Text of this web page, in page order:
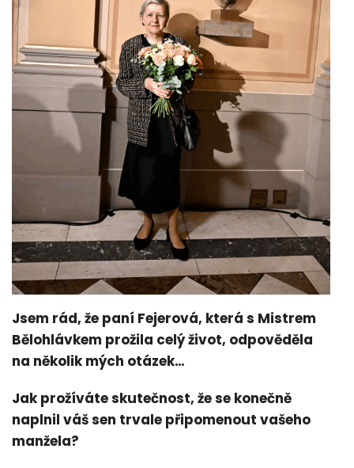
Jsem rád, že paní Fejerová, která s Mistrem
Bělohlávkem prožila celý život, odpověděla
na několik mých otázek…
Jak prožíváte skutečnost, že se konečně
naplnil váš sen trvale připomenout vašeho
manžela?